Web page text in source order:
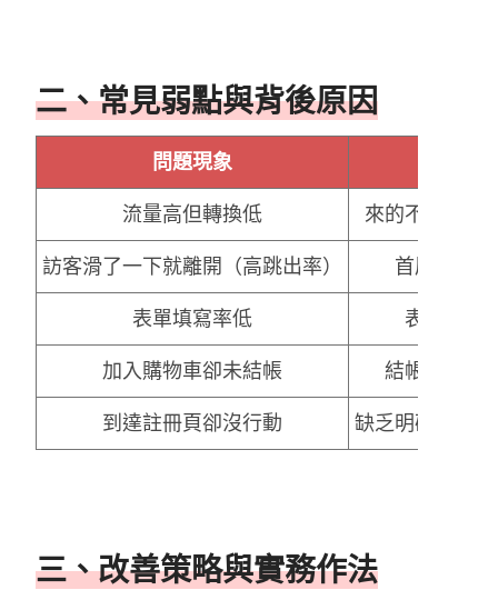
二、常見弱點與背後原因
問題現象
流量高但轉換低 來的不是目標
訪客滑了一下就離開（高跳出率） 首屏內容
表單填寫率低 表單欄位
加入購物車卻未結帳 結帳流程太
到達註冊頁卻沒行動 缺乏明確的價
三、改善策略與實務作法